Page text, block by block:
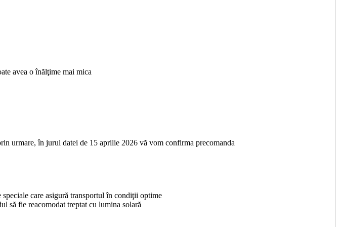
avea o înălţime mai mica
urmare, în jurul datei de 15 aprilie 2026 vă vom confirma precomanda
care asigură transportul în condiţii optime
să fie reacomodat treptat cu lumina solară